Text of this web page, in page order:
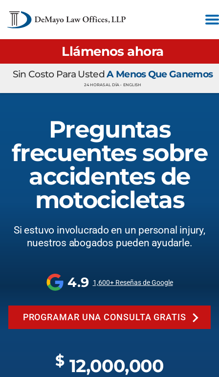
Llámenos ahora
Sin Costo Para UstedA Menos Que Ganemos
24 HORAS AL DÍA • ENGLISH
Preguntas
frecuentes sobre
accidentes de
motocicletas
Si estuvo involucrado en un personal injury,
nuestros abogados pueden ayudarle.
4.9 1,600+ Reseñas de Google
PROGRAMAR UNA CONSULTA GRATIS
$ 12,000,000